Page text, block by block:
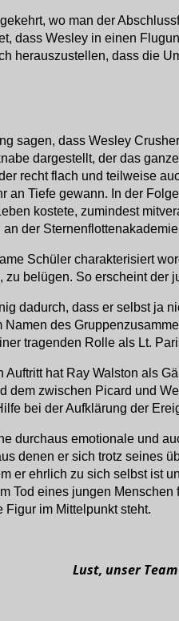
wo man der
dass Wesley in einen
herauszustellen, dass die
sagen, dass Wesley
dargestellt, der das
recht flach und teilweise
an Tiefe gewann. In der
kostete, zumindest
der
Schüler charakterisiert
belügen. So erscheint der
dadurch, dass er selbst ja
des
tragenden Rolle als Lt.
hat Ray Walston als
dem zwischen Picard und
bei der Aufklärung der
durchaus emotionale und
denen er sich trotz seines
er ehrlich zu sich selbst ist
Tod eines jungen
im Mittelpunkt steht.
Lust, unser